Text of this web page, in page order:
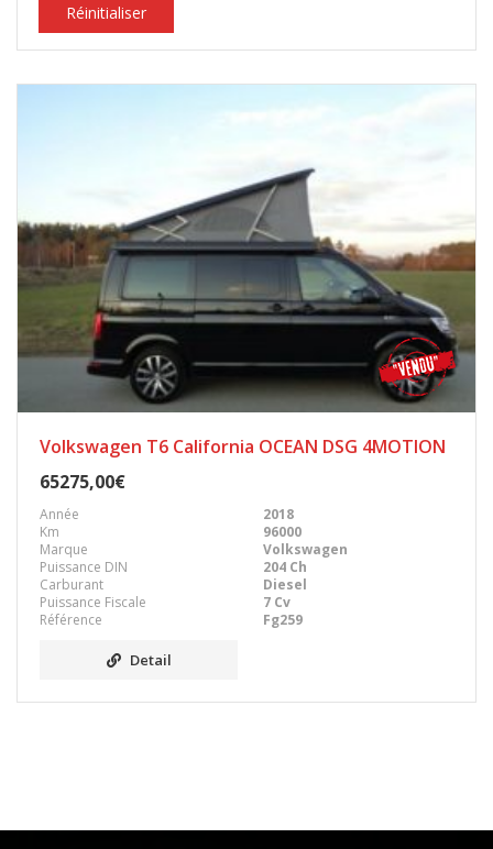
Réinitialiser
Volkswagen T6 California OCEAN DSG 4MOTION
65275,00€
Année
2018
Km
96000
Marque
Volkswagen
Puissance DIN
204 Ch
Carburant
Diesel
Puissance Fiscale
7 Cv
Référence
Fg259
Detail